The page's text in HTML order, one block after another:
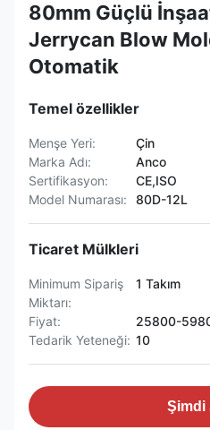
80mm Güçlü
Jerrycan Blow
Otomatik
Temel özellikler
Menşe Yeri:
Çin
Marka Adı:
Anco
Sertifikasyon:
CE,ISO
Model Numarası:
80D-12L
Ticaret Mülkleri
Minimum Sipariş
Miktarı:
1 Takım
Fiyat:
25800-
Tedarik Yeteneği: 10
Şimdi